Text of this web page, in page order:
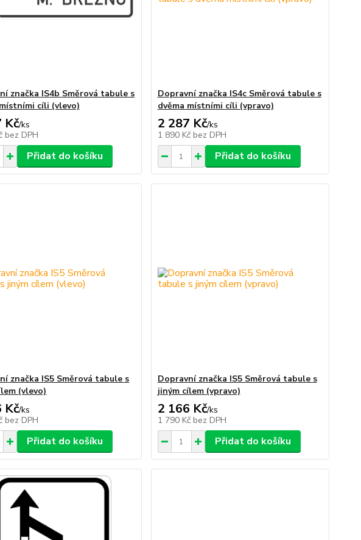
značka IS4b Směrová tabule s
cíli (vlevo)
Kč/ks
bez DPH
Přidat do košíku
Dopravní značka IS4c Směrová tabule s
dvěma místními cíli (vpravo)
2 287 Kč/ks
1 890 Kč bez DPH
Přidat do košíku
značka IS5 Směrová tabule s
(vlevo)
Kč/ks
bez DPH
Přidat do košíku
Dopravní značka IS5 Směrová tabule s
jiným cílem (vpravo)
2 166 Kč/ks
1 790 Kč bez DPH
Přidat do košíku